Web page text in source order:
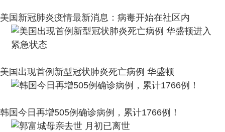
美国新冠肺炎疫情最新消息：病毒开始在社区内
美国出现首例新型冠状肺炎死亡病例 华盛顿
韩国今日再增505例确诊病例，累计1766例！